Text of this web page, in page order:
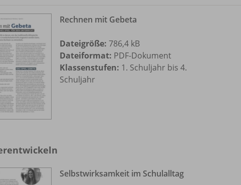
Rechnen mit Gebeta
Dateigröße: 786,4 kB
Dateiformat: PDF-Dokument
Klassenstufen: 1. Schuljahr bis 4.
Schuljahr
Selbstwirksamkeit im Schulalltag